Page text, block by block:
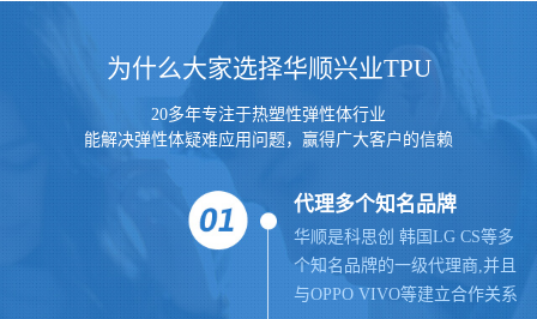
为什么大家选择华顺兴业TPU
20多年专注于热塑性弹性体行业
能解决弹性体疑难应用问题，赢得广大客户的信赖
代理多个知名品牌
华顺是科思创 韩国LG CS等多
个知名品牌的一级代理商,并且
与OPPO VIVO等建立合作关系